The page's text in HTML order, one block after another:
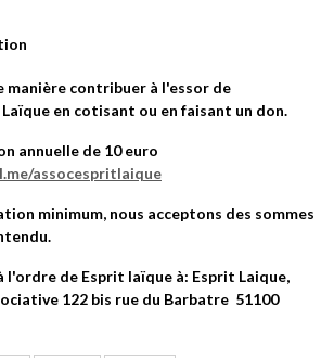
manière contribuer à l'essor de
en cotisant ou en faisant un don.
annuelle de 10 euro
assocespritlaique
minimum, nous acceptons des sommes
l'ordre de Esprit laïque à: Esprit Laique,
122 bis rue du Barbatre 51100